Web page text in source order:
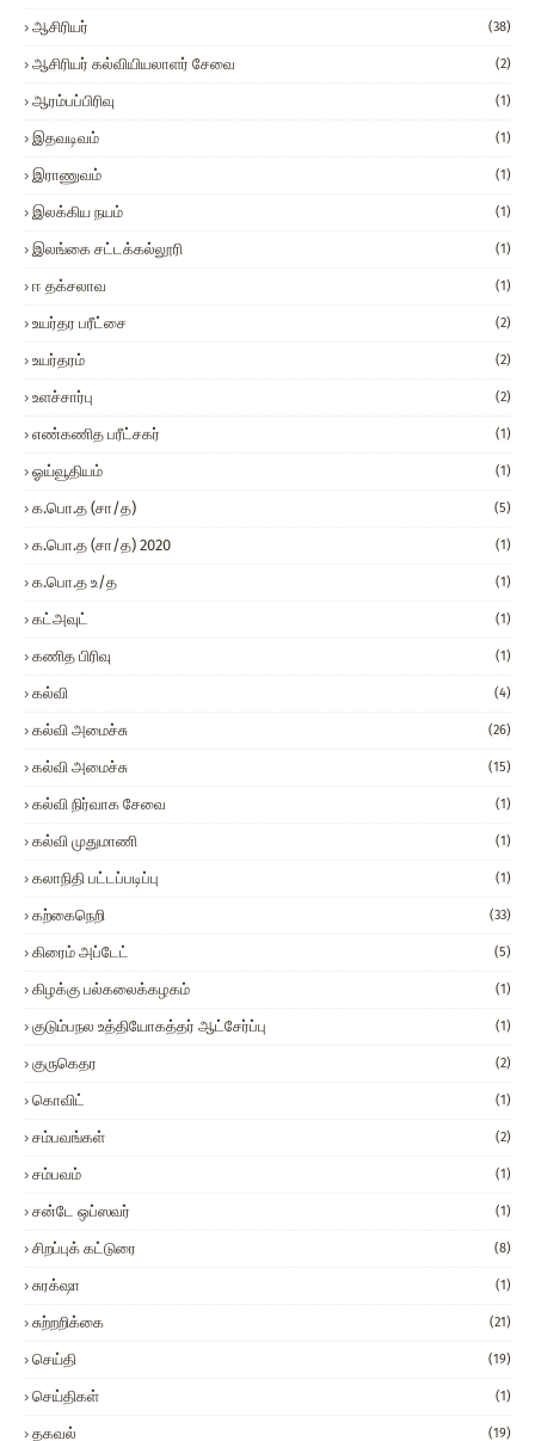
ஆசிரியர் (38)
ஆசிரியர் கல்வியியலாளர் சேவை (2)
ஆரம்பப்பிரிவு (1)
இதவடிவம் (1)
இராணுவம் (1)
இலக்கிய நயம் (1)
இலங்கை சட்டக்கல்லூரி (1)
ஈ தக்சலாவ (1)
உயர்தர பரீட்சை (2)
உயர்தரம் (2)
உளச்சார்பு (2)
எண்கணித பரீட்சகர் (1)
ஓய்வூதியம் (1)
க.பொ.த (சா/த) (5)
க.பொ.த (சா/த) 2020 (1)
க.பொ.த உ/த (1)
கட்அவுட் (1)
கணித பிரிவு (1)
கல்வி (4)
கல்வி அமைச்சு (26)
கல்வி அமைச்சு (15)
கல்வி நிர்வாக சேவை (1)
கல்வி முதுமாணி (1)
கலாநிதி பட்டப்படிப்பு (1)
கற்கைநெறி (33)
கிரைம் அப்டேட் (5)
கிழக்கு பல்கலைக்கழகம் (1)
குடும்பநல உத்தியோகத்தர் ஆட்சேர்ப்பு (1)
குருகெதர (2)
கொவிட் (1)
சம்பவங்கள் (2)
சம்பவம் (1)
சன்டே ஒப்ஸவர் (1)
சிறப்புக் கட்டுரை (8)
சுரக்‌ஷா (1)
சுற்றறிக்கை (21)
செய்தி (19)
செய்திகள் (1)
தகவல் (19)